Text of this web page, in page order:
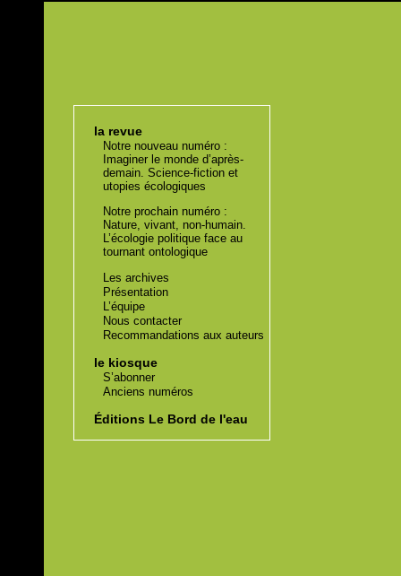
la revue
Notre nouveau numéro :
Imaginer le monde d’après-
demain. Science-fiction et
utopies écologiques
Notre prochain numéro :
Nature, vivant, non-humain.
L’écologie politique face au
tournant ontologique
Les archives
Présentation
L’équipe
Nous contacter
Recommandations aux auteurs
le kiosque
S’abonner
Anciens numéros
Éditions Le Bord de l'eau